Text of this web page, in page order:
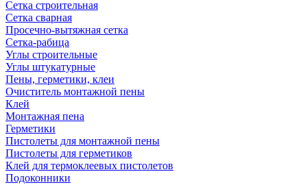
Сетка строительная
Сетка сварная
Просечно-вытяжная сетка
Сетка-рабица
Углы строительные
Углы штукатурные
Пены, герметики, клеи
Очиститель монтажной пены
Клей
Монтажная пена
Герметики
Пистолеты для монтажной пены
Пистолеты для герметиков
Клей для термоклеевых пистолетов
Подоконники